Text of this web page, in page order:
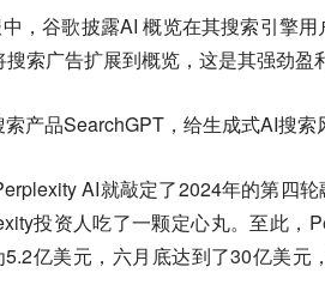
，谷歌披露AI 概览在其搜索引擎
索广告扩展到概览，这是其强劲盈
产品SearchGPT，给生成式AI搜索
AI就敲定了2024年的第四
投资人吃了一颗定心丸。至此，
亿美元，六月底达到了30亿美元